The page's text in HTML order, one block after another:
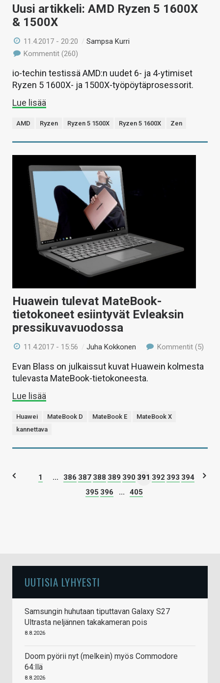
Uusi artikkeli: AMD Ryzen 5 1600X
& 1500X
11.4.2017 - 20:20 /Sampsa Kurri
Kommentit (260)
io-techin testissä AMD:n uudet 6- ja 4-ytimiset
Ryzen 5 1600X- ja 1500X-työpöytäprosessorit.
Lue lisää
AMD Ryzen Ryzen 5 1500X Ryzen 5 1600X Zen
Huawein tulevat MateBook-
tietokoneet esiintyvät Evleaksin
pressikuvavuodossa
11.4.2017 - 15:56 /Juha Kokkonen Kommentit (5)
Evan Blass on julkaissut kuvat Huawein kolmesta
tulevasta MateBook-tietokoneesta.
Lue lisää
Huawei MateBook D MateBook E
MateBook X
kannettava
1 ... 386 387 388 389 390 391 392 393 394
395 396 ... 405
UUTISIA LYHYESTI
Samsungin huhutaan tiputtavan Galaxy S27
Ultrasta neljännen takakameran pois
8.8.2026
Doom pyörii nyt (melkein) myös Commodore
64:llä
8.8.2026